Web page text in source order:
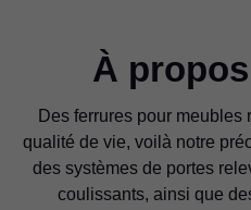
À
Des ferrures pour
qualité de vie, voilà notre
des systèmes de portes
coulissants, ainsi que